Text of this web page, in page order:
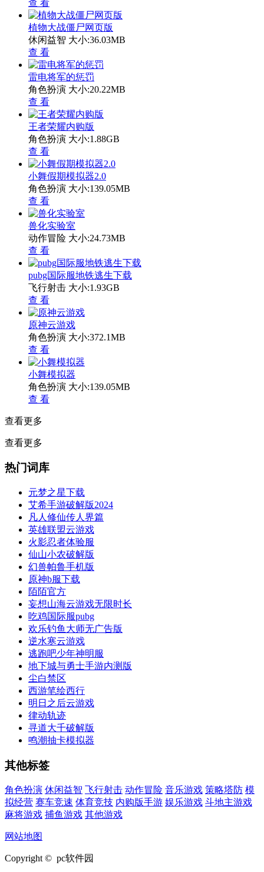
查 看
植物大战僵尸网页版
休闲益智 大小:36.03MB
查 看
雷电将军的惩罚
角色扮演 大小:20.22MB
查 看
王者荣耀内购版
角色扮演 大小:1.88GB
查 看
小舞假期模拟器2.0
角色扮演 大小:139.05MB
查 看
兽化实验室
动作冒险 大小:24.73MB
查 看
pubg国际服地铁逃生下载
飞行射击 大小:1.93GB
查 看
原神云游戏
角色扮演 大小:372.1MB
查 看
小舞模拟器
角色扮演 大小:139.05MB
查 看
查看更多
查看更多
热门词库
元梦之星下载
艾希手游破解版2024
凡人修仙传人界篇
英雄联盟云游戏
火影忍者体验服
仙山小农破解版
幻兽帕鲁手机版
原神b服下载
陌陌官方
妄想山海云游戏无限时长
吃鸡国际服pubg
欢乐钓鱼大师无广告版
逆水寒云游戏
逃跑吧少年神明服
地下城与勇士手游内测版
尘白禁区
西游笔绘西行
明日之后云游戏
律动轨迹
寻道大千破解版
鸣潮抽卡模拟器
其他标签
角色扮演 休闲益智 飞行射击 动作冒险 音乐游戏 策略塔防 模
拟经营 赛车竞速 体育竞技 内购版手游 娱乐游戏 斗地主游戏
麻将游戏 捕鱼游戏 其他游戏
网站地图
Copyright © pc软件园